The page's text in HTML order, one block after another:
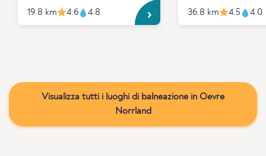
19.8 km 4.6 4.8 36.8 km 4.5 4.0
Visualizza tutti i luoghi di balneazione in Oevre
Norrland